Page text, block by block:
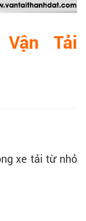
Tải
xe tải từ nhỏ